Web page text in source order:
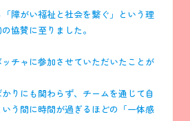
障がい福祉と社会を繋ぐ」という理
協賛に至りました。
チャに参加させていただいたことが
りにも関わらず、チームを通じて自
う間に時間が過ぎるほどの「一体感